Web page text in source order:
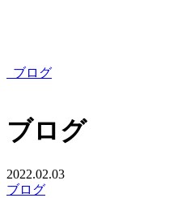
ブログ
ブログ
2022.02.03
ブログ